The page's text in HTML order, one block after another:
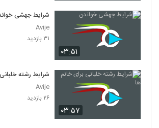
۰۳:۵۱
شرایط جهشی
Avije
۳۱ بازدید
۰۳:۵۷
شرایط رشته
Avije
۲۶ بازدید